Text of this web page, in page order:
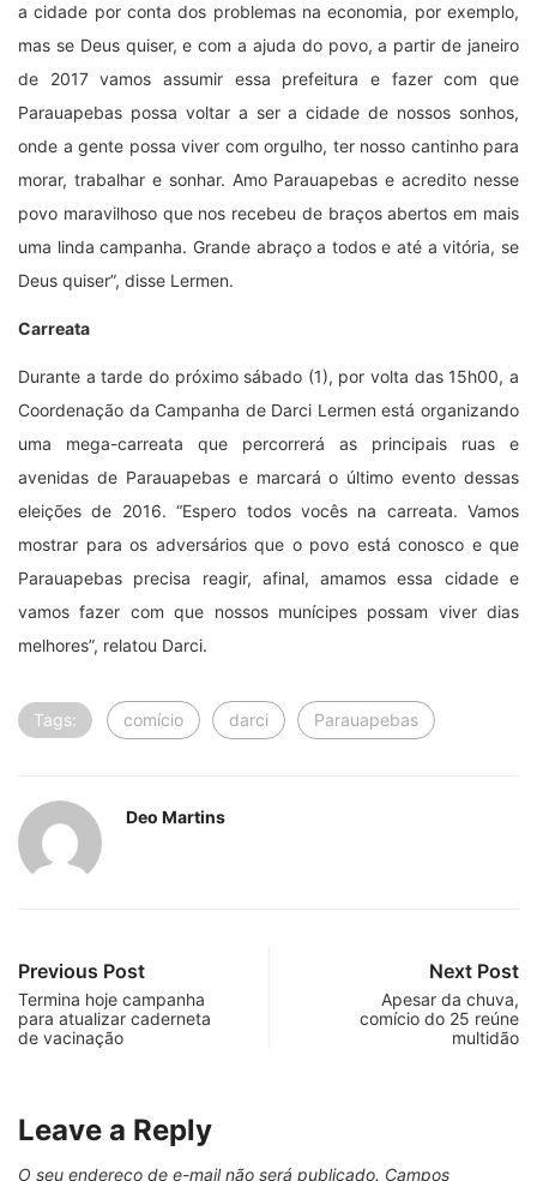
a cidade por conta dos problemas na economia, por exemplo,
mas se Deus quiser, e com a ajuda do povo, a partir de janeiro
de 2017 vamos assumir essa prefeitura e fazer com que
Parauapebas possa voltar a ser a cidade de nossos sonhos,
onde a gente possa viver com orgulho, ter nosso cantinho para
morar, trabalhar e sonhar. Amo Parauapebas e acredito nesse
povo maravilhoso que nos recebeu de braços abertos em mais
uma linda campanha. Grande abraço a todos e até a vitória, se
Deus quiser”, disse Lermen.
Carreata
Durante a tarde do próximo sábado (1), por volta das 15h00, a
Coordenação da Campanha de Darci Lermen está organizando
uma mega-carreata que percorrerá as principais ruas e
avenidas de Parauapebas e marcará o último evento dessas
eleições de 2016. “Espero todos vocês na carreata. Vamos
mostrar para os adversários que o povo está conosco e que
Parauapebas precisa reagir, afinal, amamos essa cidade e
vamos fazer com que nossos munícipes possam viver dias
melhores”, relatou Darci.
Tags: comício darci Parauapebas
Deo Martins
Previous Post
Termina hoje campanha
para atualizar caderneta
de vacinação
Next Post
Apesar da chuva,
comício do 25 reúne
multidão
Leave a Reply
O seu endereço de e-mail não será publicado. Campos